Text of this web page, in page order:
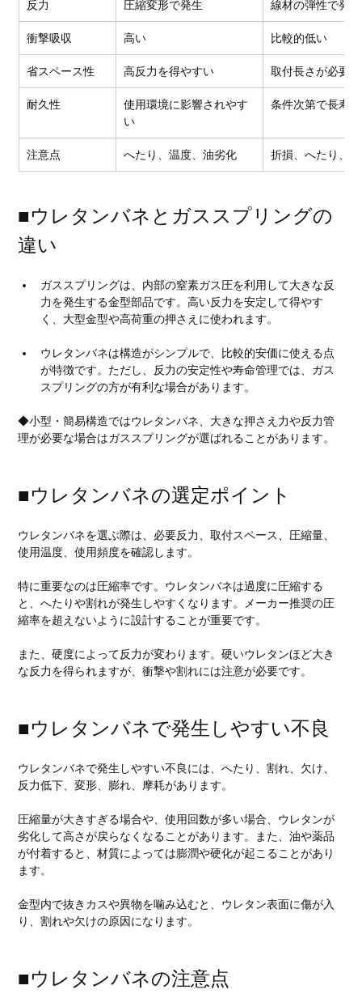
反力 圧縮変形で発生 線材の弾性で発生
衝撃吸収 高い 比較的低い
省スペース性 高反力を得やすい 取付長さが必要
耐久性
使用環境に影響されやす
い
条件次第で長寿命
注意点 へたり、温度、油劣化 折損、へたり、
■ウレタンバネとガススプリングの
違い
ガススプリングは、内部の窒素ガス圧を利用して大きな反
力を発生する金型部品です。高い反力を安定して得やす
く、大型金型や高荷重の押さえに使われます。
ウレタンバネは構造がシンプルで、比較的安価に使える点
が特徴です。ただし、反力の安定性や寿命管理では、ガス
スプリングの方が有利な場合があります。
◆小型・簡易構造ではウレタンバネ、大きな押さえ力や反力管
理が必要な場合はガススプリングが選ばれることがあります。
■ウレタンバネの選定ポイント
ウレタンバネを選ぶ際は、必要反力、取付スペース、圧縮量、
使用温度、使用頻度を確認します。
特に重要なのは圧縮率です。ウレタンバネは過度に圧縮する
と、へたりや割れが発生しやすくなります。メーカー推奨の圧
縮率を超えないように設計することが重要です。
また、硬度によって反力が変わります。硬いウレタンほど大き
な反力を得られますが、衝撃や割れには注意が必要です。
■ウレタンバネで発生しやすい不良
ウレタンバネで発生しやすい不良には、へたり、割れ、欠け、
反力低下、変形、膨れ、摩耗があります。
圧縮量が大きすぎる場合や、使用回数が多い場合、ウレタンが
劣化して高さが戻らなくなることがあります。また、油や薬品
が付着すると、材質によっては膨潤や硬化が起こることがあり
ます。
金型内で抜きカスや異物を噛み込むと、ウレタン表面に傷が入
り、割れや欠けの原因になります。
■ウレタンバネの注意点